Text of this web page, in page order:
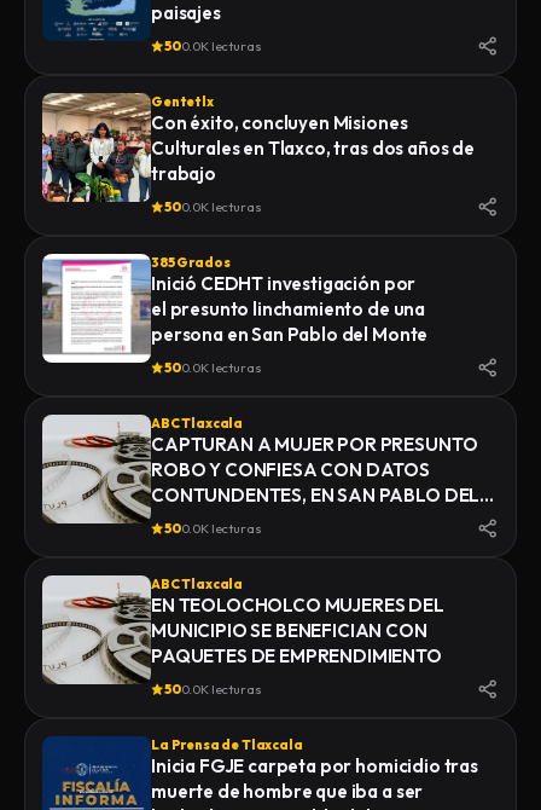
paisajes
500.0K lecturas
Gentetlx
Con éxito, concluyen Misiones
Culturales en Tlaxco, tras dos años de
trabajo
500.0K lecturas
385 Grados
Inició CEDHT investigación por
el presunto linchamiento de una
500.0K lecturas
ABC Tlaxcala
CAPTURAN A MUJER POR PRESUNTO
ROBO Y CONFIESA CON DATOS
CONTUNDENTES, EN SAN PABLO DEL
MONTE
500.0K lecturas
ABC Tlaxcala
EN TEOLOCHOLCO MUJERES DEL
MUNICIPIO SE BENEFICIAN CON
PAQUETES DE EMPRENDIMIENTO
500.0K lecturas
La Prensa de Tlaxcala
Inicia FGJE carpeta por homicidio tras
muerte de hombre que iba a ser